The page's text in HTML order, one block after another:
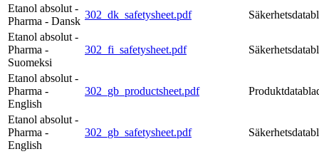
Etanol absolut -
Pharma - Dansk
302_dk_safetysheet.pdf
Etanol absolut -
Pharma -
Suomeksi
302_fi_safetysheet.pdf
Etanol absolut -
Pharma -
English
302_gb_productsheet.pdf
Etanol absolut -
Pharma -
English
302_gb_safetysheet.pdf